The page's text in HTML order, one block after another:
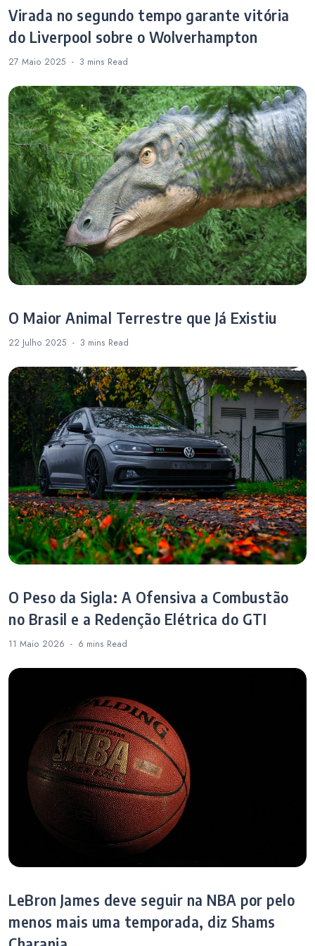
Virada no segundo tempo garante vitória
do Liverpool sobre o Wolverhampton
27 Maio 2025 3 mins Read
O Maior Animal Terrestre que Já Existiu
22 Julho 2025 3 mins Read
O Peso da Sigla: A Ofensiva a Combustão
no Brasil e a Redenção Elétrica do GTI
11 Maio 2026 6 mins Read
LeBron James deve seguir na NBA por pelo
menos mais uma temporada, diz Shams